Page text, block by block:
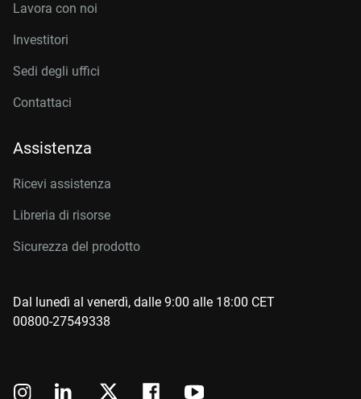
Lavora con noi
Investitori
Sedi degli uffici
Contattaci
Assistenza
Ricevi assistenza
Libreria di risorse
Sicurezza del prodotto
Dal lunedì al venerdì, dalle 9:00 alle 18:00 CET
00800-27549338